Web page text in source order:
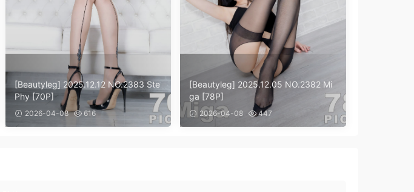
[Beautyleg] 2025.12.12 NO.2383 Ste
Phy [70P]
2026-04-08 616
[Beautyleg] 2025.12.05 NO.2382 Mi
ga [78P]
2026-04-08 447